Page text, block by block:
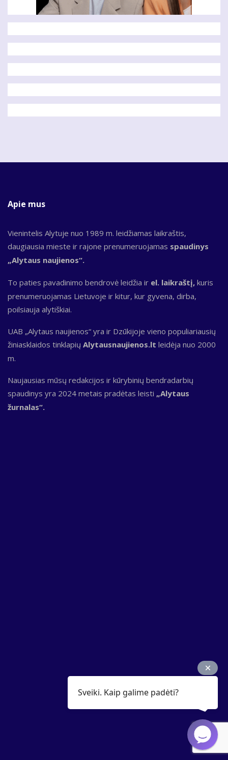
Apie mus
Vienintelis Alytuje nuo 1989 m. leidžiamas laikraštis,
daugiausia mieste ir rajone prenumeruojamas spaudinys
„Alytaus naujienos“.
To paties pavadinimo bendrovė leidžia ir el. laikraštį, kuris
prenumeruojamas Lietuvoje ir kitur, kur gyvena, dirba,
poilsiauja alytiškiai.
UAB „Alytaus naujienos“ yra ir Dzūkijoje vieno populiariausių
žiniasklaidos tinklapių Alytausnaujienos.lt leidėja nuo 2000
m.
Naujausias mūsų redakcijos ir kūrybinių bendradarbių
spaudinys yra 2024 metais pradėtas leisti „Alytaus
žurnalas“.
Sveiki. Kaip galime padėti?